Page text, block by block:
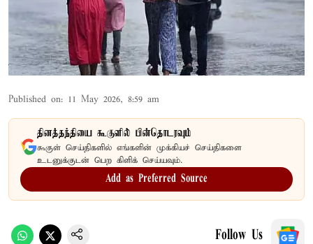
Published on: 11 May 2026, 8:59 am
தினத்தந்தியை கூகுளில் பின்தொடரவும்
கூகுள் செய்திகளில் எங்களின் முக்கியச் செய்திகளை
உடனுக்குடன் பெற கிளிக் செய்யவும்.
Add as Preferred Source
Follow Us